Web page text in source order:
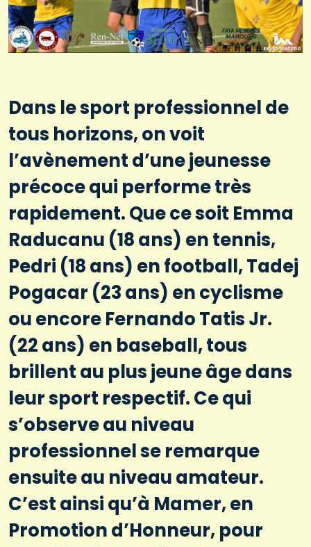
Dans le sport professionnel de
tous horizons, on voit
l’avènement d’une jeunesse
précoce qui performe très
rapidement. Que ce soit Emma
Raducanu (18 ans) en tennis,
Pedri (18 ans) en football, Tadej
Pogacar (23 ans) en cyclisme
ou encore Fernando Tatis Jr.
(22 ans) en baseball, tous
brillent au plus jeune âge dans
leur sport respectif. Ce qui
s’observe au niveau
professionnel se remarque
ensuite au niveau amateur.
C’est ainsi qu’à Mamer, en
Promotion d’Honneur, pour